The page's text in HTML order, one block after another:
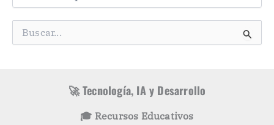
🚀 Tecnología, IA y Desarrollo
🎓 Recursos Educativos